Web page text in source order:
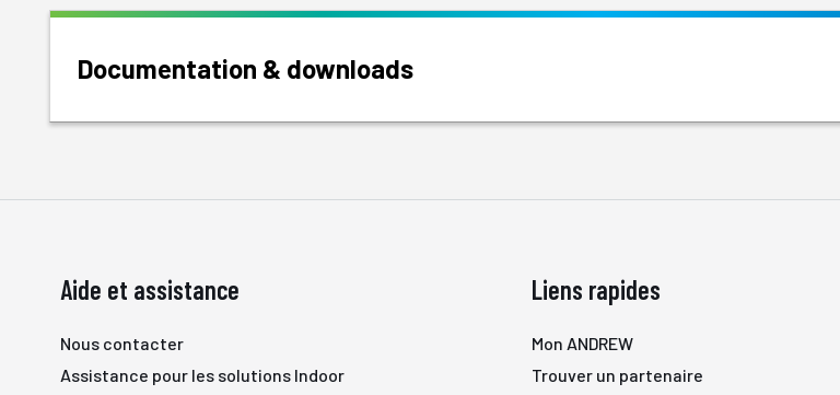
Documentation & downloads
Aide et assistance
Nous contacter
Assistance pour les solutions Indoor
Liens rapides
Mon ANDREW
Trouver un partenaire